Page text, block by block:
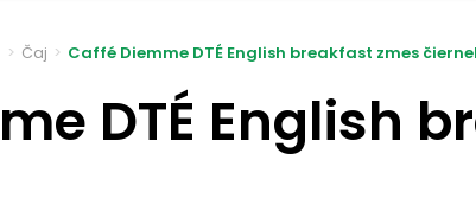
Čaj Caffé Diemme DTÉ English breakfast zmes
DTÉ English